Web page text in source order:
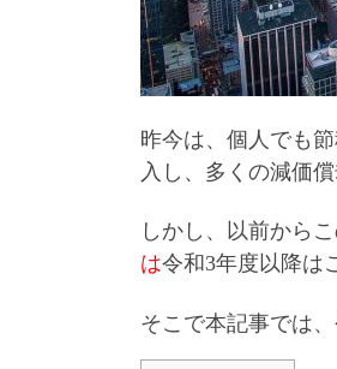
昨今は、個人でも
入し、多くの減価
しかし、以前から
は令和3年度以降は
そこで本記事では、